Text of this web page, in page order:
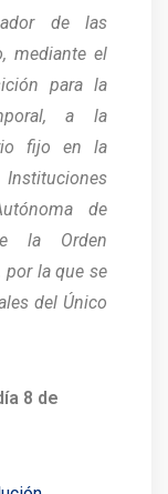
de las
mediante el
para la
a la
fijo en la
de
la Orden
por la que se
del Único
8 de